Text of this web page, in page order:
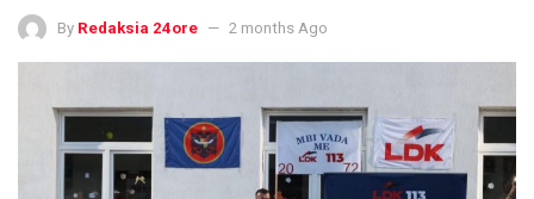
By Redaksia 24ore 2 months Ago